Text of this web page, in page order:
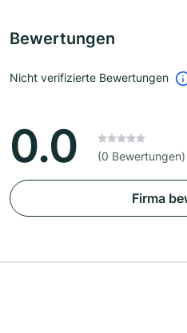
Bewertungen
Nicht verifizierte Bewertungen
0.0 (0 Bewertungen)
Firma